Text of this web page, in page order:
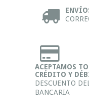
ACEPTAMOS
CRÉDITO Y
DESCUENTO
BANCARIA